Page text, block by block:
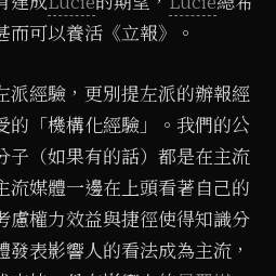
可以養活《立報》。
派經驗，更別提左派的辦報經
的「機構化經驗」。我們的公
子（如果有的話）都是在主流
流媒體一邊在上頭看著自己的
慮權力效益與捷徑使得知識分
表影響人的看法成為主流，